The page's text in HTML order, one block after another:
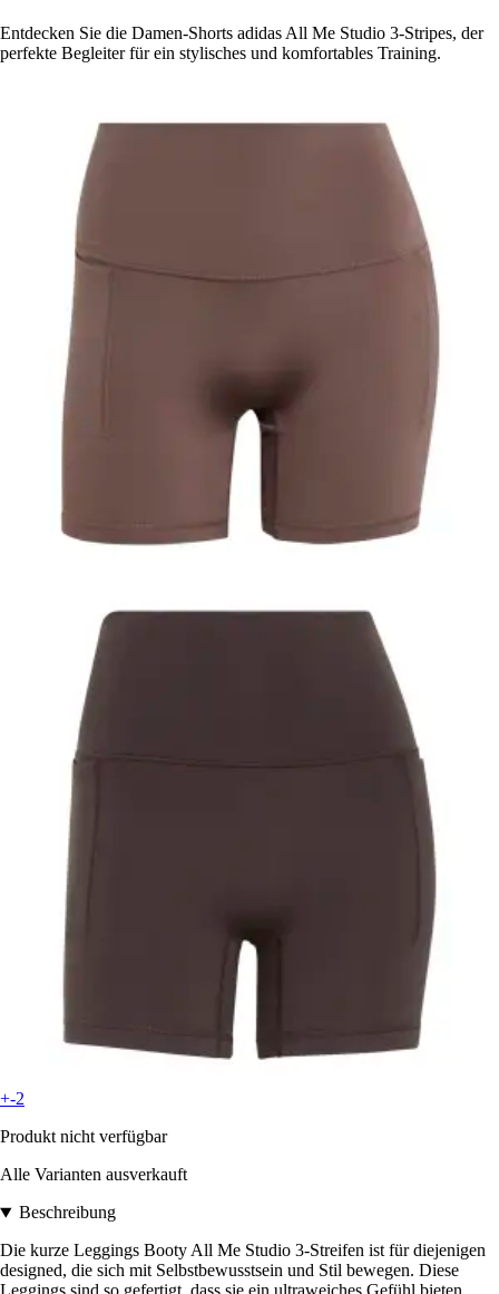
Entdecken Sie die Damen-Shorts adidas All Me Studio 3-Stripes, der
perfekte Begleiter für ein stylisches und komfortables Training.
+-2
Produkt nicht verfügbar
Alle Varianten ausverkauft
Beschreibung
Die kurze Leggings Booty All Me Studio 3-Streifen ist für diejenigen
designed, die sich mit Selbstbewusstsein und Stil bewegen. Diese